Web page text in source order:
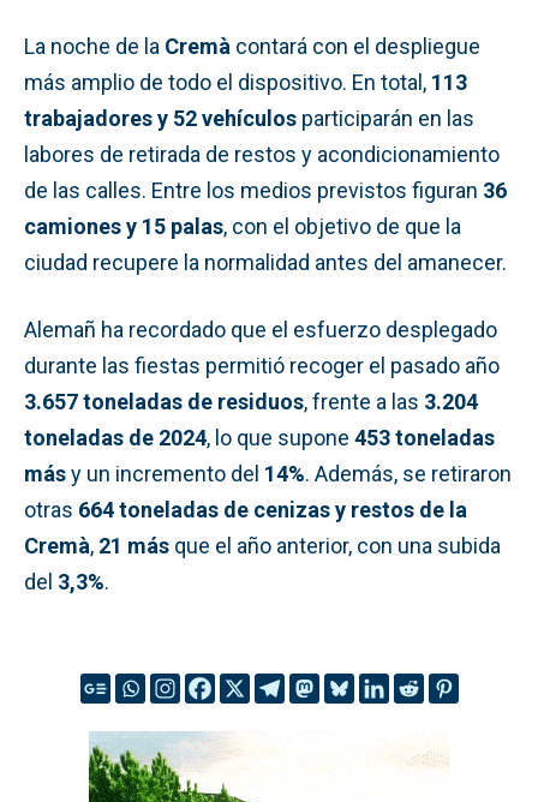
La noche de la Cremà contará con el despliegue
más amplio de todo el dispositivo. En total, 113
trabajadores y 52 vehículos participarán en las
labores de retirada de restos y acondicionamiento
de las calles. Entre los medios previstos figuran 36
camiones y 15 palas, con el objetivo de que la
ciudad recupere la normalidad antes del amanecer.
Alemañ ha recordado que el esfuerzo desplegado
durante las fiestas permitió recoger el pasado año
3.657 toneladas de residuos, frente a las 3.204
toneladas de 2024, lo que supone 453 toneladas
másy un incremento del 14%. Además, se retiraron
otras 664 toneladas de cenizas y restos de la
Cremà, 21 más que el año anterior, con una subida
del 3,3%.